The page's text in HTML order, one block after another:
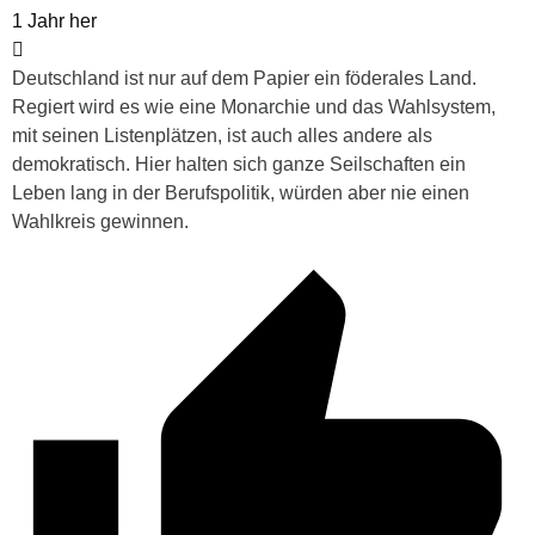
1 Jahr her
Deutschland ist nur auf dem Papier ein föderales Land.
Regiert wird es wie eine Monarchie und das Wahlsystem,
mit seinen Listenplätzen, ist auch alles andere als
demokratisch. Hier halten sich ganze Seilschaften ein
Leben lang in der Berufspolitik, würden aber nie einen
Wahlkreis gewinnen.